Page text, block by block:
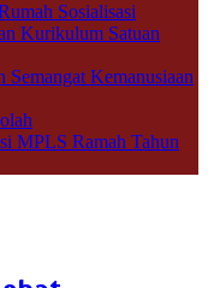
Sosialisasi
Kurikulum Satuan
Kemanusiaan
MPLS Ramah Tahun